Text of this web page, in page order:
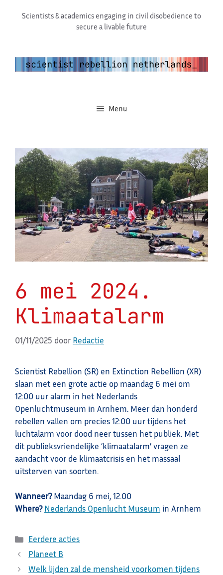
Scientists & academics engaging in civil disobedience to
secure a livable future
Menu
6 mei 2024.
Klimaatalarm
01/11/2025 door Redactie
Scientist Rebellion (SR) en Extinction Rebellion (XR)
slaan met een grote actie op maandag 6 mei om
12:00 uur alarm in het Nederlands
Openluchtmuseum in Arnhem. Meer dan honderd
rebellen vallen om precies 12:00 uur tijdens het
luchtalarm voor dood neer tussen het publiek. Met
dit publieksvriendelijke ‘klimaatalarm’ vragen ze
aandacht voor de klimaatcrisis en het massaal
uitsterven van soorten.
Wanneer?Maandag 6 mei, 12.00
Where? Nederlands Openlucht Museum in Arnhem
Categorieën
Eerdere acties
Planeet B
Welk lijden zal de mensheid voorkomen tijdens